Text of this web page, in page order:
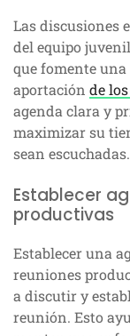
Las discusiones
del equipo
que fomente
aportación de
agenda clara y
maximizar su
sean escuchadas.
Establecer
productivas
Establecer una
reuniones
a discutir y
reunión. Esto